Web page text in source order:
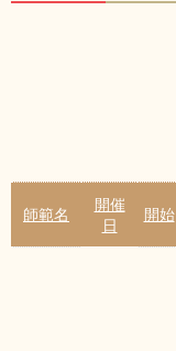
師範名
開催
日
開始